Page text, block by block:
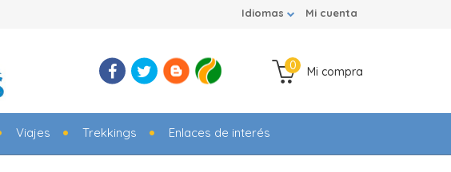
Mi cuenta
Idiomas
Mi compra
0
Viajes Trekkings Enlaces de interés